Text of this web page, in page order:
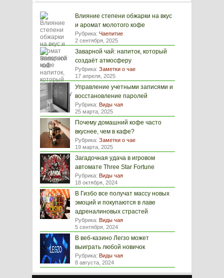
Влияние степени обжарки на вкус
и аромат молотого кофе
Рубрика: Чаепитие
2 сентября, 2025
Заварной чай: напиток, который
создаёт атмосферу
Рубрика: Заметки о чае
17 апреля, 2025
Управление учетными записями и
восстановление паролей
Рубрика: Виды чая
25 марта, 2025
Почему домашний кофе часто
вкуснее, чем в кафе?
Рубрика: Заметки о чае
19 марта, 2025
Загадочная удача в игровом
автомате Three Star Fortune
Рубрика: Виды чая
18 октября, 2024
В Гизбо все получат массу новых
эмоций и покупаются в лаве
адреналиновых страстей
Рубрика: Виды чая
5 сентября, 2024
В веб-казино Легзо может
выиграть любой новичок
Рубрика: Виды чая
8 августа, 2024